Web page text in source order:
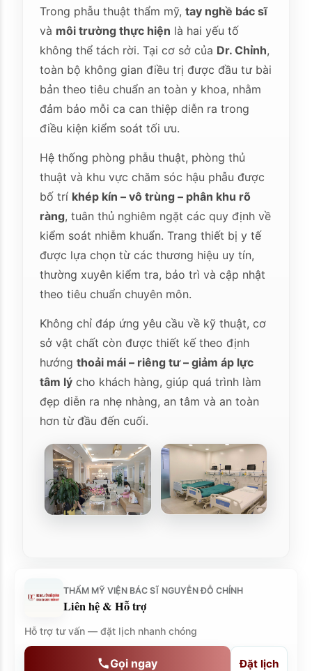
Trong phẫu thuật thẩm mỹ,tay nghề bác sĩ
và môi trường thực hiện là hai yếu tố
không thể tách rời. Tại cơ sở của Dr. Chỉnh,
toàn bộ không gian điều trị được đầu tư bài
bản theo tiêu chuẩn an toàn y khoa, nhằm
đảm bảo mỗi ca can thiệp diễn ra trong
điều kiện kiểm soát tối ưu.
Hệ thống phòng phẫu thuật, phòng thủ
thuật và khu vực chăm sóc hậu phẫu được
bố trí khép kín – vô trùng – phân khu rõ
ràng, tuân thủ nghiêm ngặt các quy định về
kiểm soát nhiễm khuẩn. Trang thiết bị y tế
được lựa chọn từ các thương hiệu uy tín,
thường xuyên kiểm tra, bảo trì và cập nhật
theo tiêu chuẩn chuyên môn.
Không chỉ đáp ứng yêu cầu về kỹ thuật, cơ
sở vật chất còn được thiết kế theo định
hướngthoải mái – riêng tư – giảm áp lực
tâm lý cho khách hàng, giúp quá trình làm
đẹp diễn ra nhẹ nhàng, an tâm và an toàn
hơn từ đầu đến cuối.
THẨM MỸ VIỆN BÁC SĨ NGUYỄN ĐỖ CHỈNH
Liên hệ & Hỗ trợ
Hỗ trợ tư vấn — đặt lịch nhanh chóng
Gọi ngay Đặt lịch